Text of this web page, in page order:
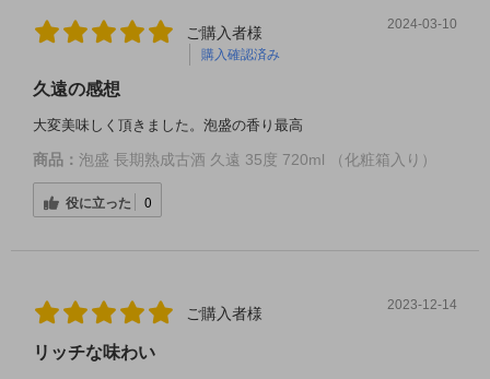
ご購入者様
購入確認済み
2024-03-10
久遠の感想
大変美味しく頂きました。泡盛の香り最高
商品： 泡盛 長期熟成古酒 久遠 35度 720ml （化粧箱入り）
役に立った 0
ご購入者様 2023-12-14
リッチな味わい